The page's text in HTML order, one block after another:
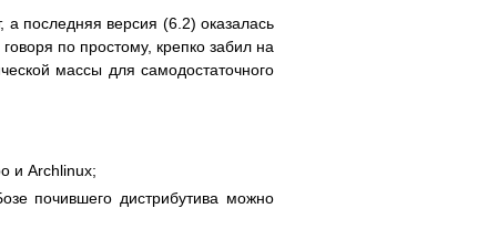
а последняя версия (6.2) оказалась
по простому, крепко забил на
массы для самодостаточного
и Archlinux;
почившего дистрибутива можно